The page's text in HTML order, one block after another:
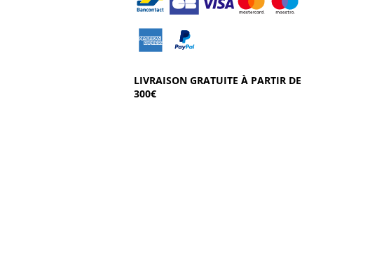
LIVRAISON GRATUITE À PARTIR DE
300€